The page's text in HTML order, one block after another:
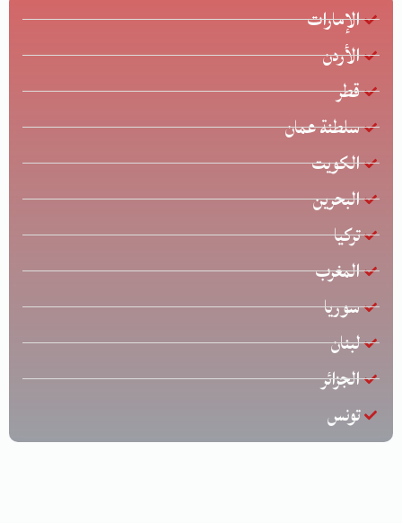
الإمارات
الأردن
قطر
سلطنة عمان
الكويت
البحرين
تركيا
المغرب
سوريا
لبنان
الجزائر
تونس